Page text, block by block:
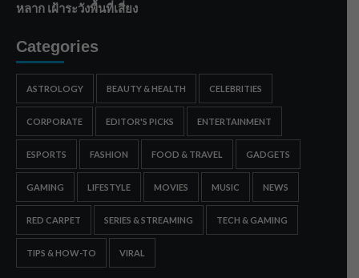
หลาก เฝ้าระวังพื้นที่เสี่ยง
Categories
ASTROLOGY BEAUTY & HEALTH CELEBRITIES
CORPORATE EDITOR'S PICKS ENTERTAINMENT
ESPORTS FASHION FOOD & TRAVEL GADGETS
GAMING LIFESTYLE MOVIES MUSIC NEWS
RED CARPET SERIES & STREAMING TECH & GAMING
TIPS & HOW-TO VIRAL